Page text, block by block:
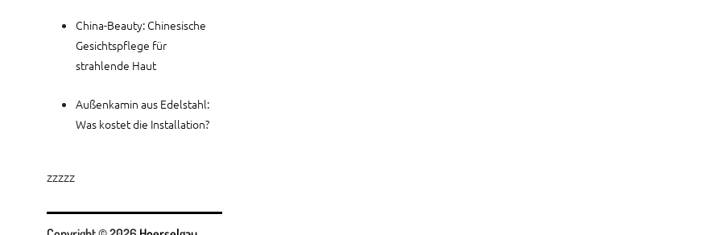
China-Beauty: Chinesische
Gesichtspflege für
strahlende Haut
Außenkamin aus Edelstahl:
Was kostet die Installation?
zzzzz